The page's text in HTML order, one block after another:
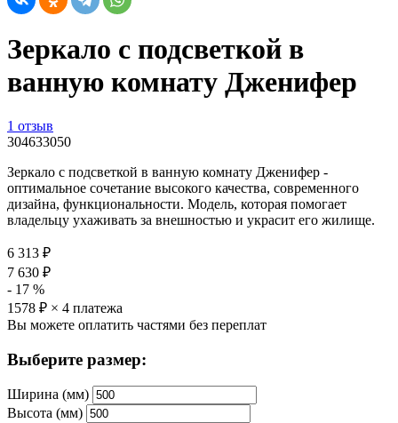
Зеркало с подсветкой в
ванную комнату Дженифер
1 отзыв
304633050
Зеркало с подсветкой в ванную комнату Дженифер -
оптимальное сочетание высокого качества, современного
дизайна, функциональности. Модель, которая помогает
владельцу ухаживать за внешностью и украсит его жилище.
6 313 ₽
7 630 ₽
- 17 %
1578 ₽ × 4 платежа
Вы можете оплатить частями без переплат
Выберите размер:
Ширина (мм)
Высота (мм)